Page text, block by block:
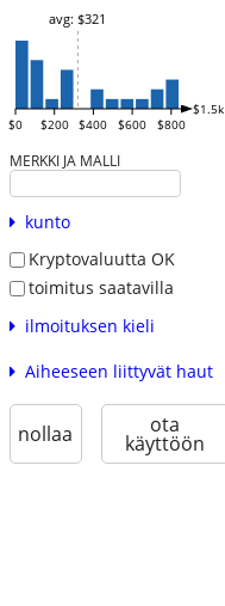
$0 $200 $400 $600 $800
$1.5k
avg: $321
MERKKI JA MALLI
kunto
Kryptovaluutta OK
toimitus saatavilla
ilmoituksen kieli
Aiheeseen liittyvät haut
nollaa ota
käyttöön